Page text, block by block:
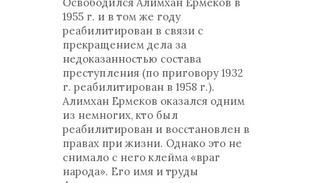
1955 г. и в том же году
реабилитирован в связи с
прекращением дела за
недоказанностью состава
преступления (по приговору 1932
г. реабилитирован в 1958 г.).
Алимхан Ермеков оказался одним
из немногих, кто был
реабилитирован и восстановлен в
правах при жизни. Однако это не
снимало с него клейма «враг
народа». Его имя и труды